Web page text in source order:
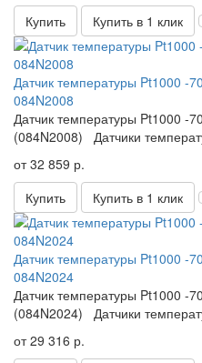
Купить
Купить в 1 клик
Датчик температуры Pt1000 -
084N2008
Датчик температуры Pt1000 -
(084N2008) Датчики
от 32 859 р.
Купить
Купить в 1 клик
Датчик температуры Pt1000 -
084N2024
Датчик температуры Pt1000 -
(084N2024) Датчики
от 29 316 р.